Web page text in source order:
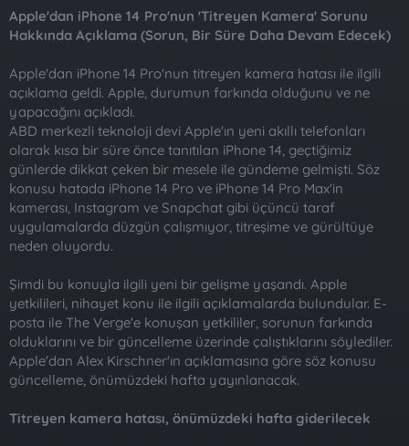
a
t
n
r
i
i
Apple'dan iPhone 14 Pro'nun 'Titreyen Kamera' Sorunu
Hakkında Açıklama (Sorun, Bir Süre Daha Devam Edecek)
Apple'dan iPhone 14 Pro'nun titreyen kamera hatası ile ilgili
açıklama geldi. Apple, durumun farkında olduğunu ve ne
yapacağını açıkladı.
ABD merkezli teknoloji devi Apple'ın yeni akıllı telefonları
olarak kısa bir süre önce tanıtılan iPhone 14, geçtiğimiz
günlerde dikkat çeken bir mesele ile gündeme gelmişti. Söz
konusu hatada iPhone 14 Pro ve iPhone 14 Pro Max'in
kamerası, Instagram ve Snapchat gibi üçüncü taraf
uygulamalarda düzgün çalışmıyor, titreşime ve gürültüye
neden oluyordu.
Şimdi bu konuyla ilgili yeni bir gelişme yaşandı. Apple
yetkilileri, nihayet konu ile ilgili açıklamalarda bulundular. E-
posta ile The Verge'e konuşan yetkililer, sorunun farkında
olduklarını ve bir güncelleme üzerinde çalıştıklarını söylediler.
Apple'dan Alex Kirschner'ın açıklamasına göre söz konusu
güncelleme, önümüzdeki hafta yayınlanacak.
Titreyen kamera hatası, önümüzdeki hafta giderilecek